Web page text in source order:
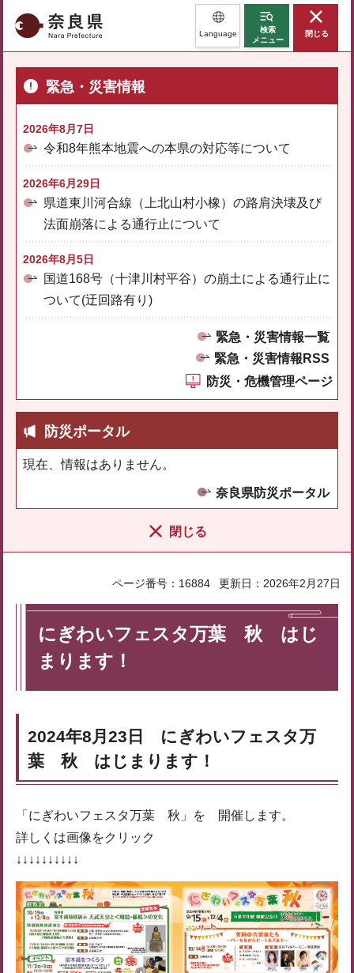
奈良県 Language
検索
メニュー
閉じる
緊急・災害情報
2026年8月7日
令和8年熊本地震への本県の対応等について
2026年6月29日
県道東川河合線（上北山村小橡）の路肩決壊及び
法面崩落による通行止について
2026年8月5日
国道168号（十津川村平谷）の崩土による通行止に
ついて(迂回路有り)
緊急・災害情報一覧
緊急・災害情報RSS
防災・危機管理ページ
防災ポータル
現在、情報はありません。
奈良県防災ポータル
閉じる
ページ番号：16884 更新日：2026年2月27日
にぎわいフェスタ万葉 秋 はじ
まります！
2024年8月23日 にぎわいフェスタ万
葉 秋 はじまります！
「にぎわいフェスタ万葉 秋」を 開催します。
詳しくは画像をクリック
↓↓↓↓↓↓↓↓↓↓